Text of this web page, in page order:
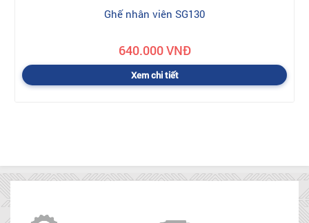
Ghế nhân viên SG130
640.000 VNĐ
Xem chi tiết